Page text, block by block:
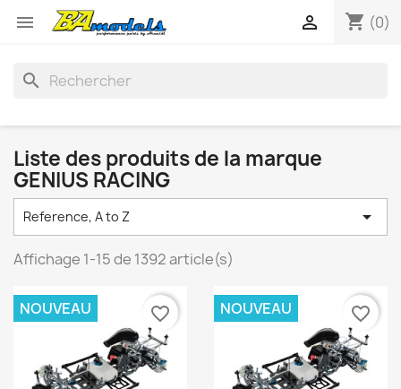
 shopping_cart (0)

search
Liste des produits de la marque
GENIUS RACING
Reference, A to Z 
Affichage 1-15 de 1392 article(s)
NOUVEAU favorite_border NOUVEAU favorite_border